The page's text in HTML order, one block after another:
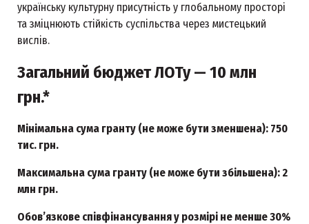
українську культурну присутність у глобальному просторі
та зміцнюють стійкість суспільства через мистецький
вислів.
Загальний бюджет ЛОТу — 10 млн
грн.*
Мінімальна сума гранту (не може бути зменшена): 750
тис. грн.
Максимальна сума гранту (не може бути збільшена): 2
млн грн.
Обов’язкове співфінансування у розмірі не менше 30%